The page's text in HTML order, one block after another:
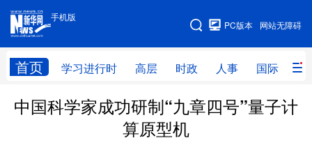
手机版
网站无障碍
PC版本
首页 学习进行时 高层 时政 人事 国际 财
手机版
网站地图
学习进行时 高层 时政 人事
财经 网评
中国科学家成功研制“九章四号”量子计
算原型机